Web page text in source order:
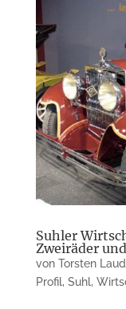
Suhler
Zweiräder
von Torsten
Profil, Suhl,